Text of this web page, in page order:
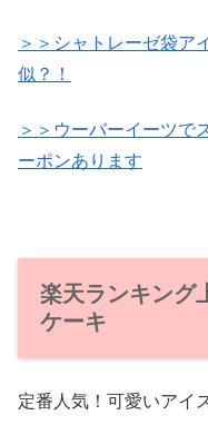
＞＞シャトレーゼ袋ア
似？！
＞＞ウーバーイーツで
ーポンあります
楽天ランキング
ケーキ
定番人気！可愛いアイ